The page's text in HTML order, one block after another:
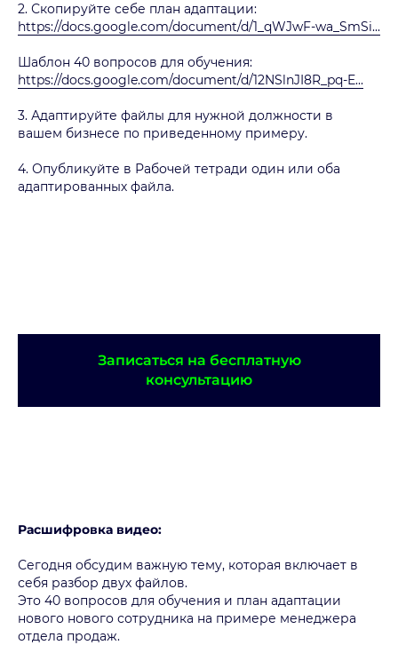
2. Скопируйте себе план адаптации:
https://docs.google.com/document/d/1_qWJwF-wa_SmSi...
Шаблон 40 вопросов для обучения:
https://docs.google.com/document/d/12NSlnJI8R_pq-E...
3. Адаптируйте файлы для нужной должности в
вашем бизнесе по приведенному примеру.
4. Опубликуйте в Рабочей тетради один или оба
адаптированных файла.
Записаться на бесплатную
консультацию
Расшифровка видео:
Сегодня обсудим важную тему, которая включает в
себя разбор двух файлов.
Это 40 вопросов для обучения и план адаптации
нового нового сотрудника на примере менеджера
отдела продаж.